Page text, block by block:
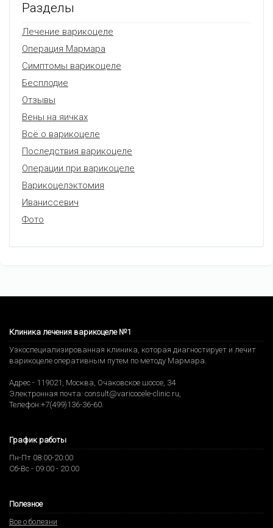
Разделы
Лечение варикоцеле
Операция Мармара
Симптомы варикоцеле
Бесплодие
Отзывы
Вены на яичках
Всё о варикоцеле
Последствия варикоцеле
Операции при варикоцеле
Варикоцелэктомия
Иваниссевич
Фото
Клиника лечения варикоцеле №1
Узкоспециализированная клиника, которая диагностирует и лечит
варикоцеле оперативным путем по методу Мармара.
Адрес - 119021 , Москва, Очаковское шоссе, 34
Электронная почта: consult@varicocele-clinic.ru,
Телефон:+7(499)136-36-60.
График работы
Пн-Пт 08:00-20:00
Сб-Вс - 09:00 - 20:00
Полезное
Все о болезни